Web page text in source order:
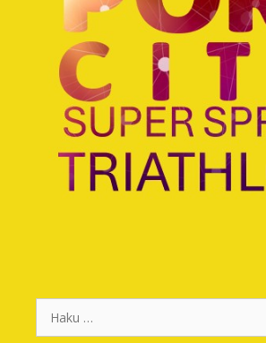
Haku: